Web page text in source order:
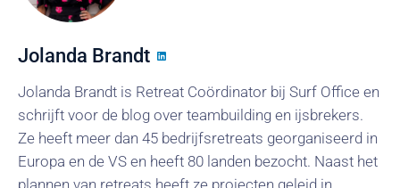
Jolanda Brandt
Jolanda Brandt is Retreat Coördinator bij Surf Office en
schrijft voor de blog over teambuilding en ijsbrekers.
Ze heeft meer dan 45 bedrijfsretreats georganiseerd in
Europa en de VS en heeft 80 landen bezocht. Naast het
plannen van retreats heeft ze projecten geleid in